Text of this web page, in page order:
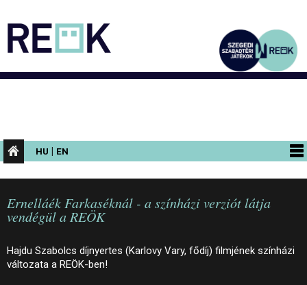
HU | EN
PROGRAMOK
KIÁLLÍTÁSOK
INFORMÁCIÓK
Ernelláék Farkaséknál - a színházi verziót látja
vendégül a REÖK
Hajdu Szabolcs díjnyertes (Karlovy Vary, fődíj) filmjének színházi
változata a REÖK-ben!